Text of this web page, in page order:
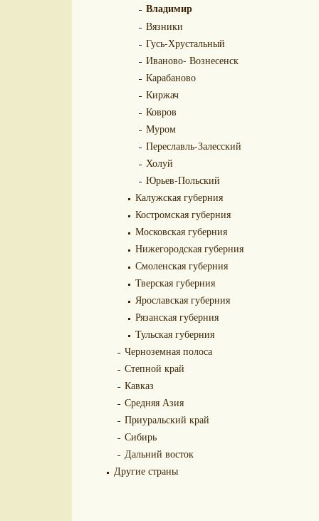
Владимир
Вязники
Гусь-Хрустальный
Иваново- Вознесенск
Карабаново
Киржач
Ковров
Муром
Переславль-Залесский
Холуй
Юрьев-Польский
Калужская губерния
Костромская губерния
Московская губерния
Нижегородская губерния
Смоленская губерния
Тверская губерния
Ярославская губерния
Рязанская губерния
Тульская губерния
Черноземная полоса
Степной край
Кавказ
Средняя Азия
Приуральский край
Сибирь
Дальний восток
Другие страны